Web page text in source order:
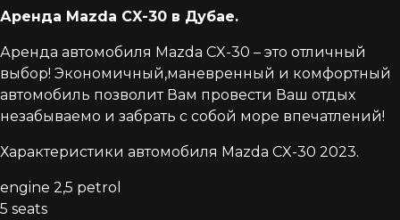
Аренда Mazda CX-30 в Дубае.
Аренда автомобиля Mazda CX-30 – это отличный
выбор! Экономичный,маневренный и комфортный
автомобиль позволит Вам провести Ваш отдых
незабываемо и забрать с собой море впечатлений!
Характеристики автомобиля Mazda CX-30 2023.
engine 2,5 petrol
5 seats